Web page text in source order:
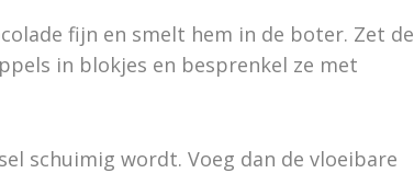
fijn en smelt hem in de boter. Zet de
in blokjes en besprenkel ze met
schuimig wordt. Voeg dan de vloeibare